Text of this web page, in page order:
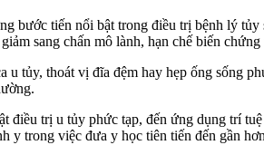
tiến nổi bật trong điều trị bệnh lý tủy
sang chấn mô lành, hạn chế biến
tủy, thoát vị đĩa đệm hay hẹp ống sống
trị u tủy phức tạp, đến ứng dụng trí
y trong việc đưa y học tiên tiến đến gần